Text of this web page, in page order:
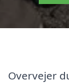
Overvejer